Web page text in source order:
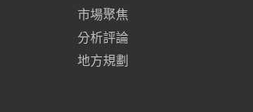
市場聚焦
分析評論
地方規劃